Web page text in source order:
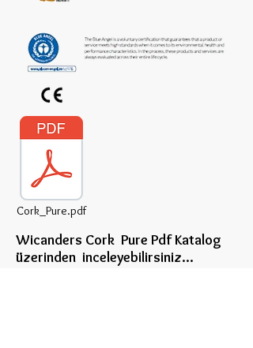
Cork_Pure.pdf
Wicanders Cork Pure Pdf Katalog
üzerinden inceleyebilirsiniz...